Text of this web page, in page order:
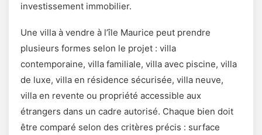
investissement immobilier.
Une villa à vendre à l’île Maurice peut prendre
plusieurs formes selon le projet : villa
contemporaine, villa familiale, villa avec piscine, villa
de luxe, villa en résidence sécurisée, villa neuve,
villa en revente ou propriété accessible aux
étrangers dans un cadre autorisé. Chaque bien doit
être comparé selon des critères précis : surface